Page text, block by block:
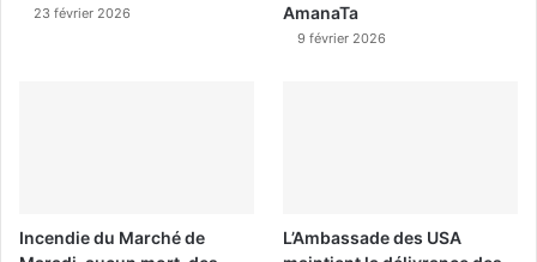
23 février 2026
AmanaTa
9 février 2026
Incendie du Marché de
L’Ambassade des USA